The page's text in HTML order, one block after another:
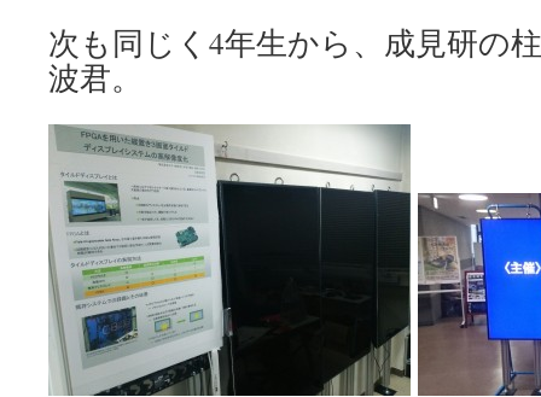
次も同じく4年生から、成見研の
波君。